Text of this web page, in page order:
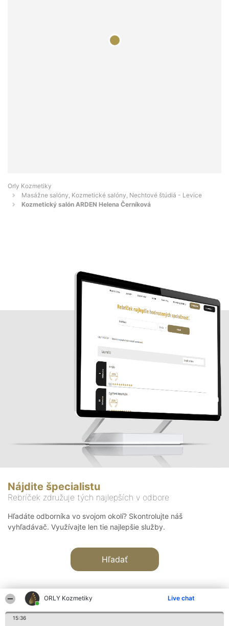
ORLY Kozmetiky Live chat
15:36
Orly Kozmetiky
Masážne salóny, Kozmetické salóny, Nechtové štúdiá - Levice
Kozmetický salón ARDEN Helena Černíková
Nájdite špecialistu
Rebríček združuje tých najlepších v odbore
Hľadáte odborníka vo svojom okolí? Skontrolujte náš
vyhľadávač. Využívajte len tie najlepšie služby.
Hľadať